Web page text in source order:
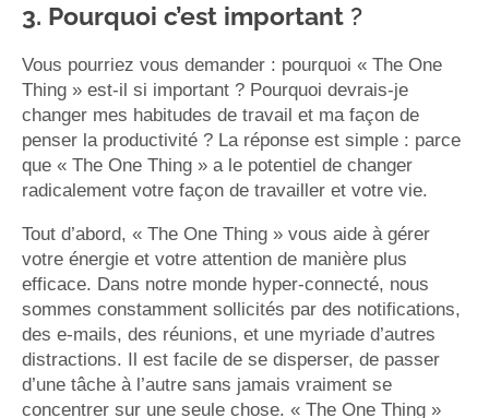
3. Pourquoi c’est important ?
Vous pourriez vous demander : pourquoi « The One
Thing » est-il si important ? Pourquoi devrais-je
changer mes habitudes de travail et ma façon de
penser la productivité ? La réponse est simple : parce
que « The One Thing » a le potentiel de changer
radicalement votre façon de travailler et votre vie.
Tout d’abord, « The One Thing » vous aide à gérer
votre énergie et votre attention de manière plus
efficace. Dans notre monde hyper-connecté, nous
sommes constamment sollicités par des notifications,
des e-mails, des réunions, et une myriade d’autres
distractions. Il est facile de se disperser, de passer
d’une tâche à l’autre sans jamais vraiment se
concentrer sur une seule chose. « The One Thing »